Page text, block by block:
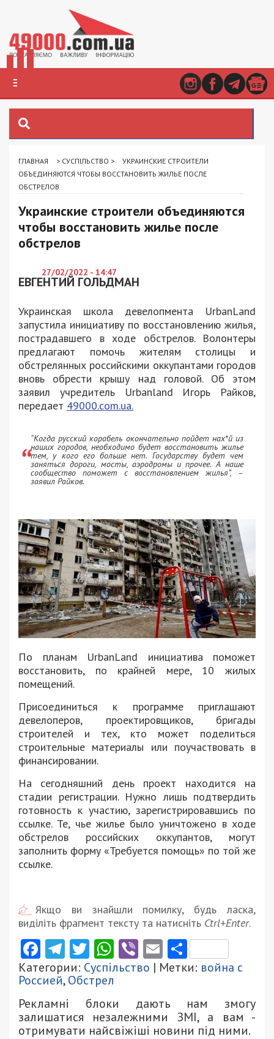
ГЛАВНАЯ > СУСПІЛЬСТВО >
УКРАИНСКИЕ СТРОИТЕЛИ
ОБЪЕДИНЯЮТСЯ ЧТОБЫ ВОССТАНОВИТЬ ЖИЛЬЕ ПОСЛЕ
ОБСТРЕЛОВ
Украинские строители объединяются
чтобы восстановить жилье после
обстрелов
27/02/2022 - 14:47
ЕВГЕНТИЙ ГОЛЬДМАН
Украинская школа девелопмента UrbanLand
запустила инициативу по восстановлению жилья,
пострадавшего в ходе обстрелов. Волонтеры
предлагают помочь жителям столицы и
обстрелянных российскими оккупантами городов
вновь обрести крышу над головой. Об этом
заявил учредитель Urbanland Игорь Райков,
передает 49000.com.ua.
“Когда русский корабель окончательно пойдет нах*й из
наших городов, необходимо будет восстановить жилье
тем, у кого его больше нет. Государству будет чем
заняться дороги, мосты, аэродромы и прочее. А наше
сообщество поможет с восстановлением жилья”, –
заявил Райков.
По планам UrbanLand инициатива поможет
восстановить, по крайней мере, 10 жилых
помещений.
Присоединиться к программе приглашают
девелоперов, проектировщиков, бригады
строителей и тех, кто может поделиться
строительные материалы или поучаствовать в
финансировании.
На сегодняшний день проект находится на
стадии регистрации. Нужно лишь подтвердить
готовность к участию, зарегистрировавшись по
ссылке. Те, чье жилье было уничтожено в ходе
обстрелов российских оккупантов, могут
заполнить форму «Требуется помощь» по той же
ссылке.
Якщо ви знайшли помилку, будь ласка,
виділіть фрагмент тексту та натисніть Ctrl+Enter.
Facebook
Telegram
Twitter
WhatsApp
ViberEmail
Категории: Суспільство | Метки: война с
Россией,Обстрел
Рекламні блоки дають нам змогу
залишатися незалежними ЗМІ, а вам -
отримувати найсвіжіші новини під ними.